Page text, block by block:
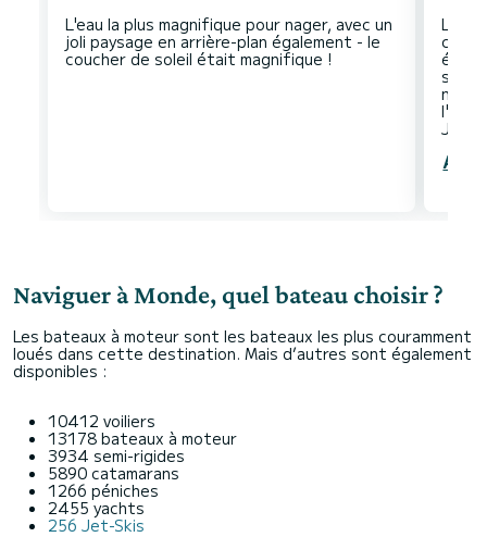
L'eau la plus magnifique pour nager, avec un
joli paysage en arrière-plan également - le
Le
Naviguer à Monde, quel bateau choisir ?
Les bateaux à moteur sont les bateaux les plus couramment
loués dans cette destination. Mais d’autres sont également
disponibles :
10412 voiliers
13178 bateaux à moteur
3934 semi-rigides
5890 catamarans
1266 péniches
2455 yachts
256 Jet-Skis